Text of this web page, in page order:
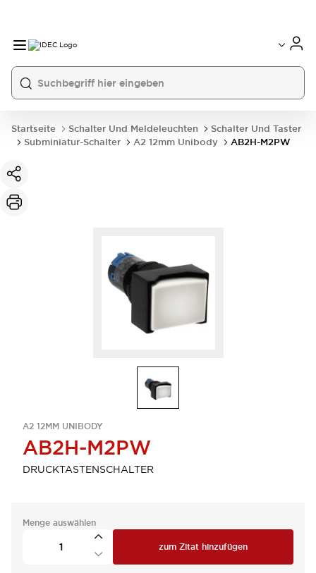
Startseite Schalter Und Meldeleuchten
Schalter Und Taster
Subminiatur-Schalter
A2 12mm Unibody AB2H-M2PW
A2 12MM UNIBODY
AB2H-M2PW
DRUCKTASTENSCHALTER
Menge auswählen
zum Zitat hinzufügen